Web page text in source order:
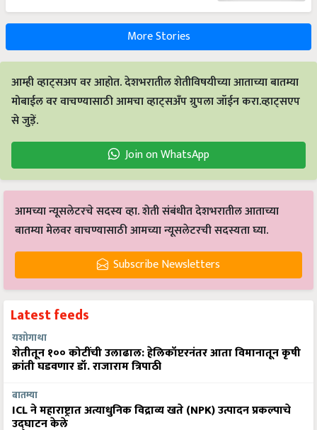
More Stories
आम्ही व्हाट्सअप वर आहोत. देशभरातील शेतीविषयीच्या आताच्या बातम्या
मोबाईल वर वाचण्यासाठी आमचा व्हाट्सअँप ग्रुपला जॉईन करा.व्हाट्सएप
से जुड़ें.
Join on WhatsApp
आमच्या न्यूसलेटरचे सदस्य व्हा. शेती संबंधीत देशभरातील आताच्या
बातम्या मेलवर वाचण्यासाठी आमच्या न्यूसलेटरची सदस्यता घ्या.
Subscribe Newsletters
Latest feeds
यशोगाथा
शेतीतून १०० कोटींची उलाढाल: हेलिकॉप्टरनंतर आता विमानातून कृषी
क्रांती घडवणार डॉ. राजाराम त्रिपाठी
बातम्या
ICL ने महाराष्ट्रात अत्याधुनिक विद्राव्य खते (NPK) उत्पादन प्रकल्पाचे
उद्घाटन केले